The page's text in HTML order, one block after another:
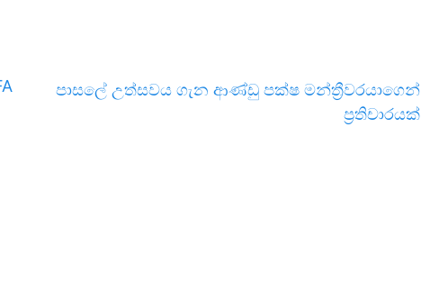
පාසලේ උත්සවය ගැන ආණ්ඩු පක්ෂ මන්ත්‍රීවරයාගෙන්
ප්‍රතිචාරයක්